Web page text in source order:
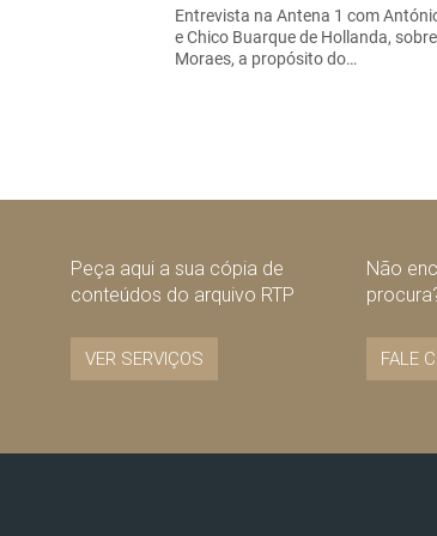
Entrevista na Antena 1 com
e Chico Buarque de Hollanda,
Moraes, a propósito do…
Peça aqui a sua cópia de
conteúdos do arquivo RTP
VER SERVIÇOS
Não
FALE